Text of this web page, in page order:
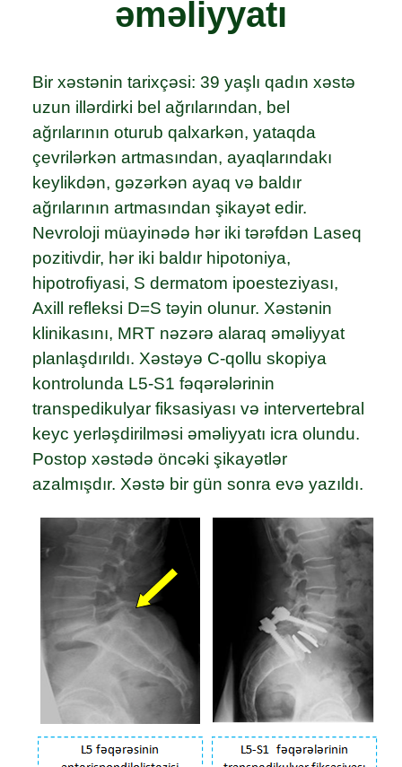
əməliyyatı
Bir xəstənin tarixçəsi: 39 yaşlı qadın xəstə
uzun illərdirki bel ağrılarından, bel
ağrılarının oturub qalxarkən, yataqda
çevrilərkən artmasından, ayaqlarındakı
keylikdən, gəzərkən ayaq və baldır
ağrılarının artmasından şikayət edir.
Nevroloji müayinədə hər iki tərəfdən Laseq
pozitivdir, hər iki baldır hipotoniya,
hipotrofiyasi, S dermatom ipoesteziyası,
Axill refleksi D=S təyin olunur. Xəstənin
klinikasını, MRT nəzərə alaraq əməliyyat
planlaşdırıldı. Xəstəyə C-qollu skopiya
kontrolunda L5-S1 fəqərələrinin
transpedikulyar fiksasiyası və intervertebral
keyc yerləşdirilməsi əməliyyatı icra olundu.
Postop xəstədə öncəki şikayətlər
azalmışdır. Xəstə bir gün sonra evə yazıldı.